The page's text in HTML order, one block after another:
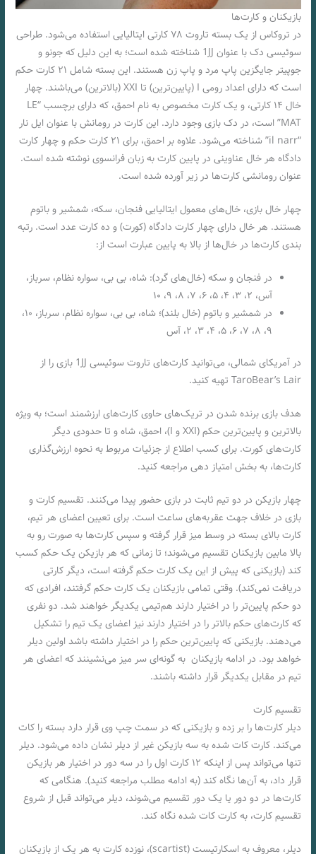
بازیکنان و کارت‌ها
در تروکاس از یک بسته‌ تاروت ۷۸ کارتی ایتالیایی استفاده‌ می‌شود. طراحی
سوئیسی دک با عنوان 1JJ شناخته‌ شده‌ است؛ به این دلیل که جونو و
جوپیتر جایگزین پاپ مرد و پاپ زن هستند. این بسته‌ شامل ۲۱ کارت حکم
است که دارای اعداد رومی‌ I (پایین‌ترین) تا XXI (بالاترین) می‌باشند. چهار
خال ۱۴ کارتی، و یک کارت مخصوص به نام احمق، که دارای برچسب “LE
MAT” است، در دک بازی وجود دارد. این کارت در رومانش با عنوان ایل نار
“il narr” شناخته می‌شود. علاوه بر احمق، برای ۲۱ کارت حکم و چهار کارت
دادگاه هر خال عناوینی در پایین کارت به زبان فرانسوی نوشته‌ شده‌ است.
عنوان رومانشی کارت‌ها در زیر آورده‌ شده‌ است.
چهار خال بازی، خال‌های معمول ایتالیایی فنجان، سکه، شمشیر و باتوم
هستند. هر خال دارای چهار کارت دادگاه (کورت) و ده کارت عدد است. رتبه
بندی کارت‌ها در خال‌ها از بالا به پایین عبارت است از:
در فنجان و سکه (خال‌های گرد): شاه، بی بی، سواره نظام، سرباز،
آس، ۲، ۳، ۴، ۵، ۶، ۷، ۸، ۹، ۱۰
در شمشیر و باتوم (خال بلند)؛ شاه، بی بی، سواره نظام، سرباز، ۱۰،
۹، ۸، ۷، ۶، ۵، ۴، ۳، ۲، آس
در آمریکای شمالی، می‌توانید کارت‌های تاروت سوئیسی 1JJ بازی را از
TaroBear’s Lair تهیه کنید.
هدف بازی برنده شدن در تریک‌های حاوی کارت‌های ارزشمند است؛ به ویژه
بالاترین و پایین‌ترین حکم (XXI و I)، احمق، شاه و تا حدودی دیگر
کارت‌های کورت. برای کسب اطلاع از جزئیات مربوط به نحوه ارزش‌گذاری
کارت‌ها، به بخش امتیاز دهی مراجعه کنید.
چهار بازیکن در دو تیم ثابت در بازی حضور پیدا می‌کنند. تقسيم کارت و
بازی در خلاف جهت عقربه‌های ساعت است. برای تعیین اعضای هر تیم،
کارت بالای بسته‌ در وسط میز قرار گرفته‌ و سپس کارت‌ها به صورت رو به
بالا مابین بازیکنان تقسیم می‌شوند؛ تا زمانی که هر بازیکن یک حکم کسب
کند (بازیکنی که پیش از این یک کارت حکم گرفته‌ است، دیگر کارتی
دریافت نمی‌کند). وقتی تمامی بازیکنان یک کارت حکم گرفتند، افرادی که
دو حکم پایین‌تر را در اختیار دارند هم‌تیمی یکدیگر خواهند شد. دو نفری
که کارت‌های حکم بالاتر را در اختیار دارند نیز اعضای یک تیم را تشکیل
می‌دهند. بازیکنی که پایین‌ترین حکم را در اختیار داشته باشد اولین دیلر
خواهد بود. در ادامه بازیکنان به گونه‌ای سر میز می‌نشینند که اعضای هر
تیم در مقابل یکدیگر قرار داشته باشند.
تقسيم کارت
دیلر کارت‌ها را بر زده‌ و بازیکنی که در سمت چپ وی قرار دارد بسته‌ را کات
می‌کند. کارت کات شده‌ به سه بازیکن غیر از دیلر نشان داده‌ می‌شود. دیلر
تنها می‌تواند پس از اینکه ۱۲ کارت اول را در سه دور در اختیار هر بازیکن
قرار داد، به آن‌ها نگاه کند (به ادامه مطلب مراجعه کنید). هنگامی که
کارت‌ها در دو دور یا یک دور تقسیم می‌شوند، دیلر می‌تواند قبل از شروع
تقسيم کارت، به کارت کات شده‌ نگاه کند.
دیلر، معروف به اسکارتیست (scartist)، نوزده کارت به هر یک از بازیکنان